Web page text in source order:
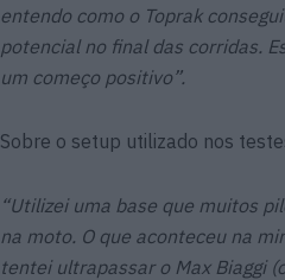
entendo como o Toprak
potencial no final das corridas.
um começo positivo”.
Sobre o setup utilizado nos
“Utilizei uma base que muitos
na moto. O que aconteceu na
tentei ultrapassar o Max Biaggi